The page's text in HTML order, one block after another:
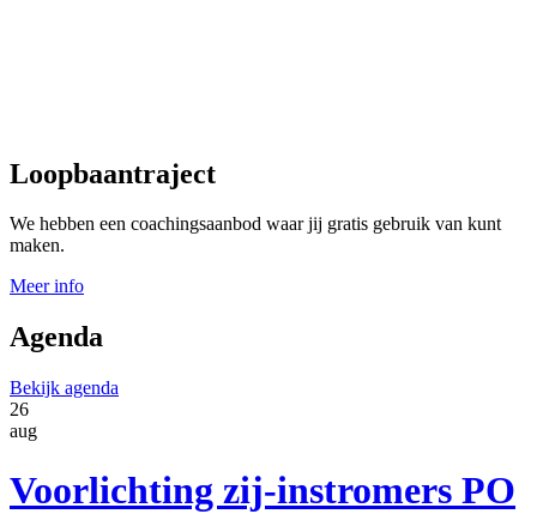
Loopbaantraject
We hebben een coachingsaanbod waar jij gratis gebruik van kunt
maken.
Meer info
Agenda
Bekijk agenda
26
aug
Voorlichting zij-instromers PO